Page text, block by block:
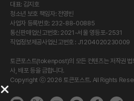
대표: 김지호
청소년 보호 책임자: 전영빈
사업자 등록번호: 232-88-00885
통신판매업신고번호: 2021-서울 영등포-2531
직업정보제공사업신고번호 : J1204020230009
토큰포스트(tokenpost)의 모든 컨텐츠는 저작권 법
사, 배포 등을 금합니다.
Copyright ⓒ 2026 토큰포스트. All Rights